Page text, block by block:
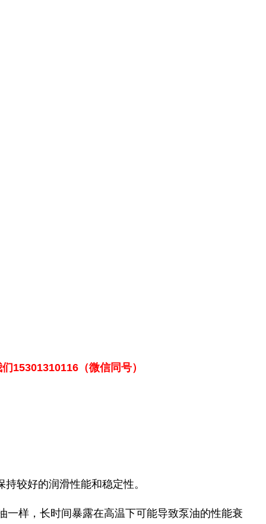
15301310116（微信同号）
较好的润滑性能和稳定性。
样，长时间暴露在高温下可能导致泵油的性能衰